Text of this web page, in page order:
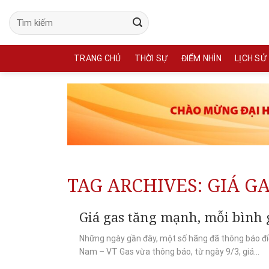
content
TRANG CHỦ THỜI SỰ ĐIỂM NHÌN LỊCH SỬ
TAG ARCHIVES: GIÁ
Giá gas tăng mạnh, mỗi bình
Những ngày gần đây, một số hãng đã thông báo
Nam – VT Gas vừa thông báo, từ ngày 9/3, giá...